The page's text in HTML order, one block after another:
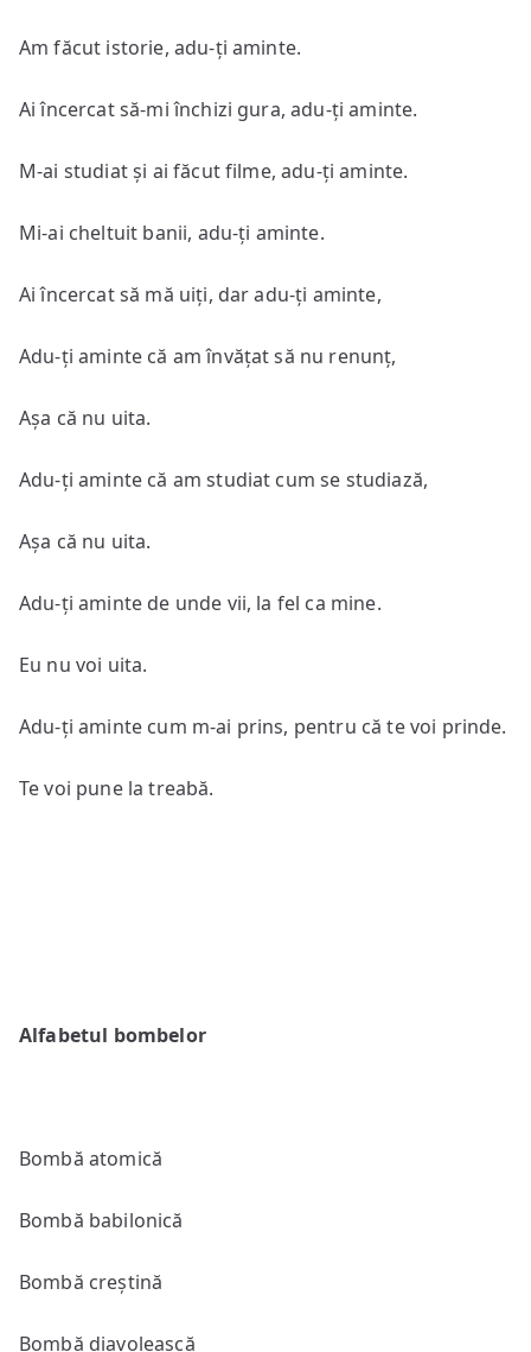
Am făcut istorie, adu-ți aminte.
Ai încercat să-mi închizi gura, adu-ți aminte.
M-ai studiat și ai făcut filme, adu-ți aminte.
Mi-ai cheltuit banii, adu-ți aminte.
Ai încercat să mă uiți, dar adu-ți aminte,
Adu-ți aminte că am învățat să nu renunț,
Așa că nu uita.
Adu-ți aminte că am studiat cum se studiază,
Așa că nu uita.
Adu-ți aminte de unde vii, la fel ca mine.
Eu nu voi uita.
Adu-ți aminte cum m-ai prins, pentru că te voi prinde.
Te voi pune la treabă.
Alfabetul bombelor
Bombă atomică
Bombă babilonică
Bombă creștină
Bombă diavolească